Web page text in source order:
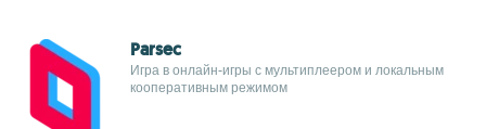
Parsec
Игра в онлайн-игры с мультиплеером и локальным
кооперативным режимом